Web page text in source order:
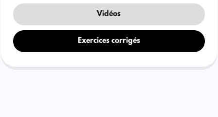
Vidéos
Exercices corrigés